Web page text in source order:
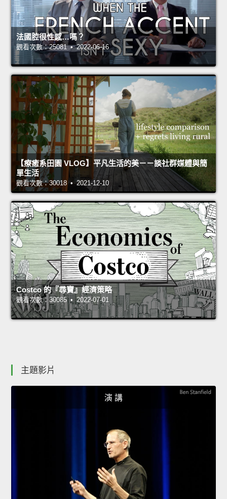
法國腔很性感…嗎？
觀看次數：25081 • 2022-06-16
【療癒系田園 VLOG】平凡生活的美－－談社群媒體與簡
單生活
觀看次數：30018 • 2021-12-10
Costco 的『尋寶』經濟策略
觀看次數：30085 • 2022-07-01
主題影片
演 講